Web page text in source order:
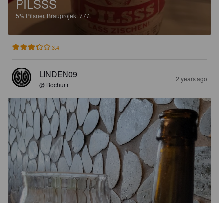
PILSSS
5% Pilsner. Brauprojekt 777.
3.4
LINDEN09
@ Bochum
2 years ago